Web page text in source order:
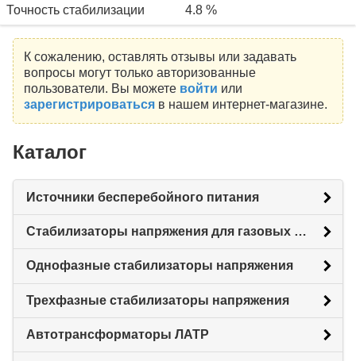
Точность стабилизации 4.8 %
К сожалению, оставлять отзывы или задавать
вопросы могут только авторизованные
пользователи. Вы можете войти или
зарегистрироватьсяв нашем интернет-магазине.
Каталог
Источники бесперебойного питания
Стабилизаторы напряжения для газовых котлов
Однофазные стабилизаторы напряжения
Трехфазные стабилизаторы напряжения
Автотрансформаторы ЛАТР